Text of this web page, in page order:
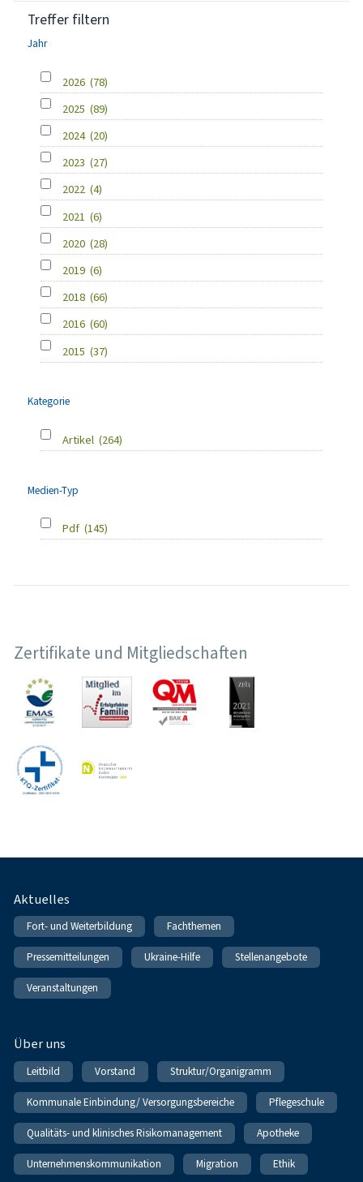
Treffer filtern
Jahr
2026 (78)
2025 (89)
2024 (20)
2023 (27)
2022 (4)
2021 (6)
2020 (28)
2019 (6)
2018 (66)
2016 (60)
2015 (37)
Kategorie
Artikel (264)
Medien-Typ
Pdf (145)
Zertifikate und Mitgliedschaften
Fußnavigation
Aktuelles
Fort- und Weiterbildung Fachthemen
Pressemitteilungen Ukraine-Hilfe Stellenangebote
Veranstaltungen
Über uns
Leitbild Vorstand Struktur/Organigramm
Kommunale Einbindung/ Versorgungsbereiche Pflegeschule
Qualitäts- und klinisches Risikomanagement Apotheke
Unternehmenskommunikation Migration Ethik